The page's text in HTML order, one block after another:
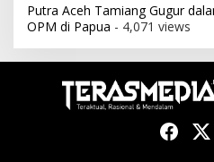
Putra Aceh Tamiang Gugur
OPM di Papua - 4,071 views